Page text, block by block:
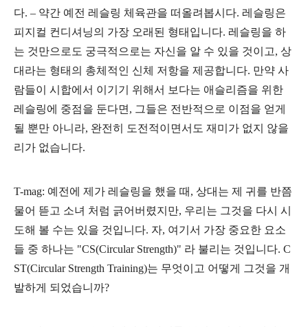
다. – 약간 예전 레슬링 체육관을 떠올려봅시다. 레슬링은
피지컬 컨디셔닝의 가장 오래된 형태입니다. 레슬링을 하
는 것만으로도 궁극적으로는 자신을 알 수 있을 것이고, 상
대라는 형태의 총체적인 신체 저항을 제공합니다. 만약 사
람들이 시합에서 이기기 위해서 보다는 애슬리즘을 위한
레슬링에 중점을 둔다면, 그들은 전반적으로 이점을 얻게
될 뿐만 아니라, 완전히 도전적이면서도 재미가 없지 않을
리가 없습니다.
T-mag: 예전에 제가 레슬링을 했을 때, 상대는 제 귀를 반쯤
물어 뜯고 소녀 처럼 긁어버렸지만, 우리는 그것을 다시 시
도해 볼 수는 있을 것입니다. 자, 여기서 가장 중요한 요소
들 중 하나는 "CS(Circular Strength)" 라 불리는 것입니다. C
ST(Circular Strength Training)는 무엇이고 어떻게 그것을 개
발하게 되었습니까?